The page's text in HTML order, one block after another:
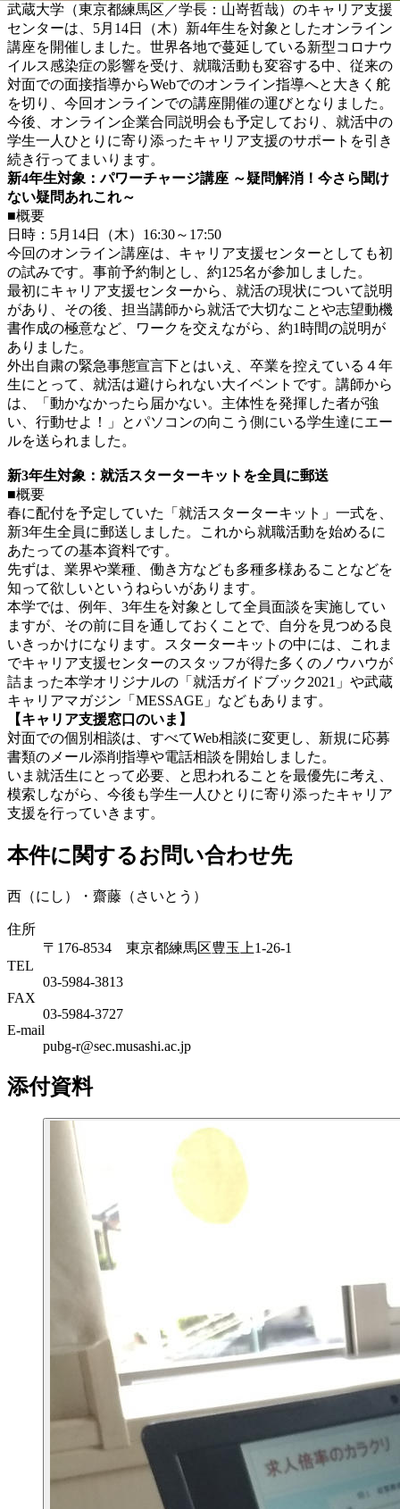
武蔵大学（東京都練馬区／学長：山嵜哲哉）のキャリア支援
センターは、5月14日（木）新4年生を対象としたオンライン
講座を開催しました。世界各地で蔓延している新型コロナウ
イルス感染症の影響を受け、就職活動も変容する中、従来の
対面での面接指導からWebでのオンライン指導へと大きく舵
を切り、今回オンラインでの講座開催の運びとなりました。
今後、オンライン企業合同説明会も予定しており、就活中の
学生一人ひとりに寄り添ったキャリア支援のサポートを引き
続き行ってまいります。
新4年生対象：パワーチャージ講座 ～疑問解消！今さら聞け
ない疑問あれこれ～
■概要
日時：5月14日（木）16:30～17:50
今回のオンライン講座は、キャリア支援センターとしても初
の試みです。事前予約制とし、約125名が参加しました。
最初にキャリア支援センターから、就活の現状について説明
があり、その後、担当講師から就活で大切なことや志望動機
書作成の極意など、ワークを交えながら、約1時間の説明が
ありました。
外出自粛の緊急事態宣言下とはいえ、卒業を控えている４年
生にとって、就活は避けられない大イベントです。講師から
は、「動かなかったら届かない。主体性を発揮した者が強
い、行動せよ！」とパソコンの向こう側にいる学生達にエー
ルを送られました。
新3年生対象：就活スターターキットを全員に郵送
■概要
春に配付を予定していた「就活スターターキット」一式を、
新3年生全員に郵送しました。これから就職活動を始めるに
あたっての基本資料です。
先ずは、業界や業種、働き方なども多種多様あることなどを
知って欲しいというねらいがあります。
本学では、例年、3年生を対象として全員面談を実施してい
ますが、その前に目を通しておくことで、自分を見つめる良
いきっかけになります。スターターキットの中には、これま
でキャリア支援センターのスタッフが得た多くのノウハウが
詰まった本学オリジナルの「就活ガイドブック2021」や武蔵
キャリアマガジン「MESSAGE」などもあります。
【キャリア支援窓口のいま】
対面での個別相談は、すべてWeb相談に変更し、新規に応募
書類のメール添削指導や電話相談を開始しました。
いま就活生にとって必要、と思われることを最優先に考え、
模索しながら、今後も学生一人ひとりに寄り添ったキャリア
支援を行っていきます。
本件に関するお問い合わせ先
西（にし）・齋藤（さいとう）
住所
〒176-8534 東京都練馬区豊玉上1-26-1
TEL
03-5984-3813
FAX
03-5984-3727
E-mail
pubg-r@sec.musashi.ac.jp
添付資料